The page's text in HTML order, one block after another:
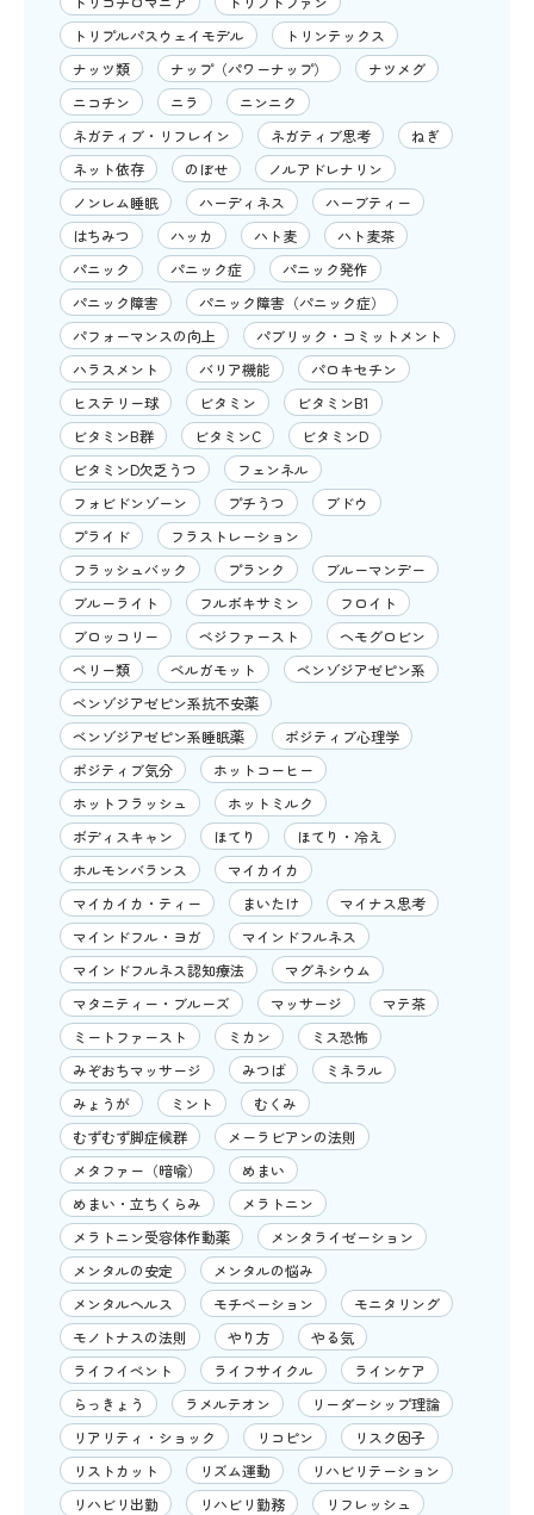
トリプルパスウェイモデル
トリンテックス
ナッツ類
ナップ（パワーナップ）
ナツメグ
ニコチン
ニラ
ニンニク
ネガティブ・リフレイン
ネガティブ思考
ねぎ
ネット依存
のぼせ
ノルアドレナリン
ノンレム睡眠
ハーディネス
ハーブティー
はちみつ
ハッカ ハト麦
ハト麦茶
パニック
パニック症
パニック発作
パニック障害
パニック障害（パニック症）
パフォーマンスの向上
パブリック・コミットメント
ハラスメント
バリア機能
パロキセチン
ヒステリー球
ビタミン
ビタミンB1
ビタミンB群
ビタミンC
ビタミンD
ビタミンD欠乏うつ
フェンネル
フォビドンゾーン
プチうつ
ブドウ
プライド
フラストレーション
フラッシュバック
プランク
ブルーマンデー
ブルーライト
フルボキサミン
フロイト
ブロッコリー
ベジファースト
ヘモグロビン
ベリー類
ベルガモット
ベンゾジアゼピン系
ベンゾジアゼピン系抗不安薬
ベンゾジアゼピン系睡眠薬
ポジティブ心理学
ポジティブ気分
ホットコーヒー
ホットフラッシュ
ホットミルク
ボディスキャン
ほてり
ほてり・冷え
ホルモンバランス
マイカイカ
マイカイカ・ティー
まいたけ
マイナス思考
マインドフル・ヨガ
マインドフルネス
マインドフルネス認知療法
マグネシウム
マタニティー・ブルーズ
マッサージ
マテ茶
ミートファースト
ミカン
ミス恐怖
みぞおちマッサージ
みつば
ミネラル
みょうが
ミント
むくみ
むずむず脚症候群
メーラビアンの法則
メタファー（暗喩）
めまい
めまい・立ちくらみ
メラトニン
メラトニン受容体作動薬
メンタライゼーション
メンタルの安定
メンタルの悩み
メンタルヘルス
モチベーション
モニタリング
モノトナスの法則
やり方
やる気
ライフイベント
ライフサイクル
ラインケア
らっきょう
ラメルテオン
リーダーシップ理論
リアリティ・ショック
リコピン
リスク因子
リストカット
リズム運動
リハビリテーション
リハビリ出勤
リハビリ勤務
リフレッシュ